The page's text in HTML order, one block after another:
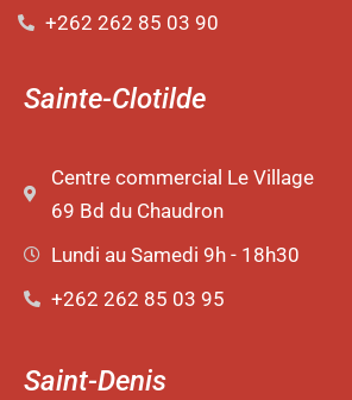
+262 262 85 03 90
Sainte-Clotilde
Centre commercial Le Village
69 Bd du Chaudron
Lundi au Samedi 9h - 18h30
+262 262 85 03 95
Saint-Denis